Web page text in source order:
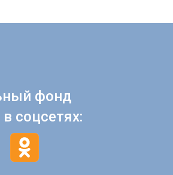
фонд
соцсетях: